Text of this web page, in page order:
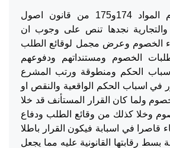
وبالعودة الى احكام المواد 174و175 من قانون اصول
والتجارية نجدها تنص على وجوب ان
الخصوم وعرض مجمل لوقائع الطلب
الخصوم ومستنداتهم ودفوعهم
الحكم ومنطوقة ورتب المشرع
في اسباب الحكم الواقعية والنقص او
ولما كان القرار المستأنف قد خلا
وخلا كذلك من وقائع الطلب ودفاع
قاصرا في اسبابة فيكون القرار باطلا
بسط رقابتها القانونية عليه مما يجعل